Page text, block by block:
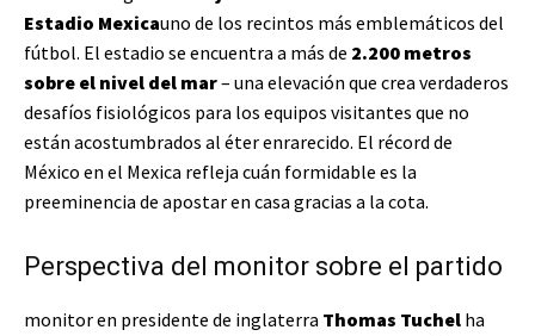
Estadio Mexicauno de los recintos más emblemáticos del
fútbol. El estadio se encuentra a más de 2.200 metros
sobre el nivel del mar– una elevación que crea verdaderos
desafíos fisiológicos para los equipos visitantes que no
están acostumbrados al éter enrarecido. El récord de
México en el Mexica refleja cuán formidable es la
preeminencia de apostar en casa gracias a la cota.
Perspectiva del monitor sobre el partido
monitor en presidente de inglaterra Thomas Tuchel ha